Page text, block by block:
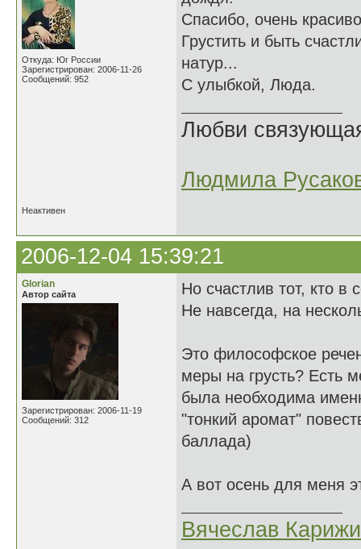
Откуда: Юг России
Зарегистрирован: 2006-11-26
Сообщений: 952
Спасибо, очень
Грустить и быть
натур...
С улыбкой, Люда.
Любви
Людмила
Неактивен
2006-12-04 15:39:21
Glorian
Автор сайта
Зарегистрирован: 2006-11-19
Сообщений: 312
Но счастлив тот, кто в
Не навсегда, на
Это философское
меры на грусть? Есть
была необходима
"тонкий аромат"
баллада)
А вот осень для меня
Вячеслав